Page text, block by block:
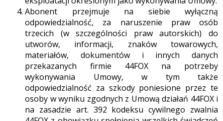
Abonent przejmuje na siebie wyłączną
odpowiedzialność, za naruszenie praw osób
trzecich (w szczególności praw autorskich) do
utworów, informacji, znaków towarowych,
materiałów, dokumentów i innych danych
przekazanych firmie 44FOX na potrzeby
wykonywania Umowy, w tym także
odpowiedzialność za szkody poniesione przez te
osoby w wyniku zgodnych z Umową działań 44FOX i
na zasadzie art. 392 kodeksu cywilnego zwalnia